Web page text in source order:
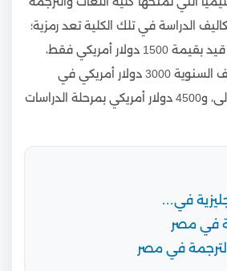
الدراسة في تلك الكلية تعد رمزية؛
إذ يدفع الطالب رسوم قيد بقيمة 1500 دولار أمريكي فقط،
على أن تكون المصاريف السنوية 3000 دولار أمريكي في
المرحلة الجامعية الأولى، و4500 دولار أمريكي بمرحلة الدراسات
في…
في مصر
في مصر